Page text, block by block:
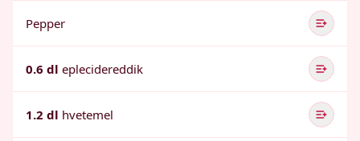
Pepper
0.6 dl eplecidereddik
1.2 dl hvetemel